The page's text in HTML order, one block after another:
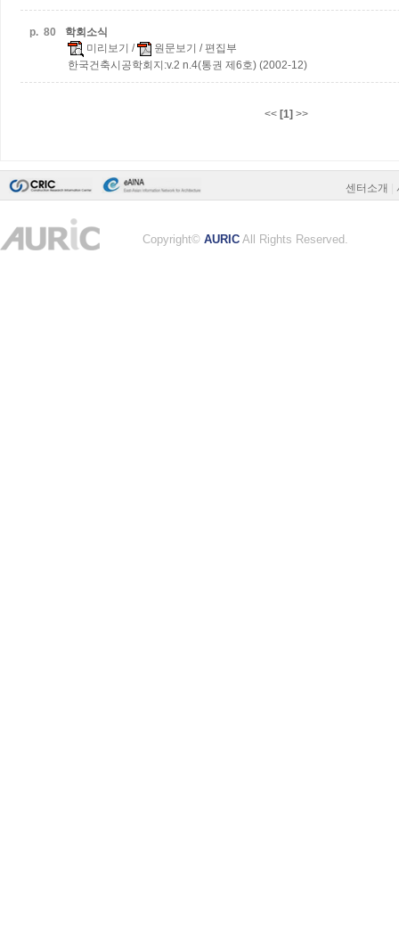
p. 80
학회소식
미리보기 / 원문보기 / 편집부
한국건축시공학회지:v.2 n.4(통권 제6호) (2002-12)
<< [1] >>
센터소개
Copyright© AURIC All Rights Reserved.